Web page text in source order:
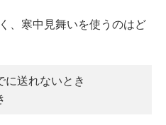
、寒中見舞いを使うのはど
に送れないとき